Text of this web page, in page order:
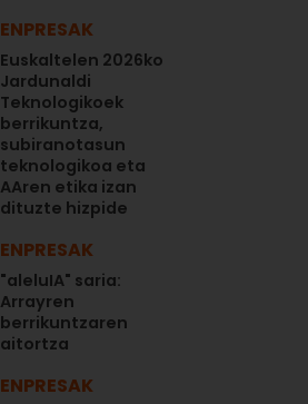
ENPRESAK
Euskaltelen 2026ko
Jardunaldi
Teknologikoek
berrikuntza,
subiranotasun
teknologikoa eta
AAren etika izan
dituzte hizpide
ENPRESAK
"aleluIA" saria:
Arrayren
berrikuntzaren
aitortza
ENPRESAK